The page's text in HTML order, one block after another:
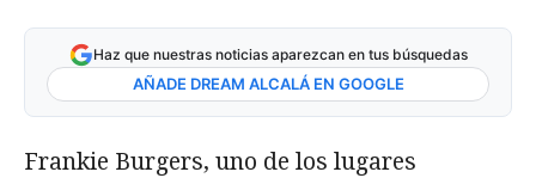
Haz que nuestras noticias aparezcan en tus búsquedas
AÑADE DREAM ALCALÁ EN GOOGLE
Frankie Burgers, uno de los lugares